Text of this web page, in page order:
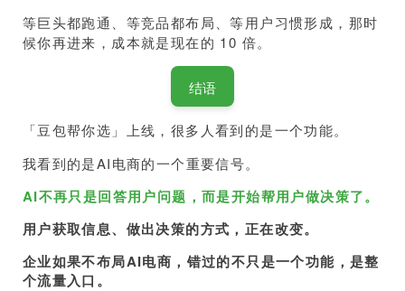
等巨头都跑通、等竞品都布局、等用户习惯形成，那时
候你再进来，成本就是现在的 10 倍。
结语
「豆包帮你选」上线，很多人看到的是一个功能。
我看到的是AI电商的一个重要信号。
AI不再只是回答用户问题，而是开始帮用户做决策了。
用户获取信息、做出决策的方式，正在改变。
企业如果不布局AI电商，错过的不只是一个功能，是整
个流量入口。